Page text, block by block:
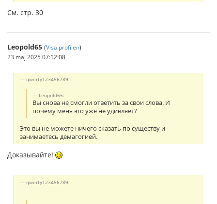
См. стр. 30
Leopold65 (Visa profilen)
23 maj 2025 07:12:08
qwerty123456789:
Leopold65:
Вы снова не смогли ответить за свои слова. И
почему меня это уже не удивляет?
Это вы не можете ничего сказать по существу и
занимаетесь демагогией.
Доказывайте!
qwerty123456789: